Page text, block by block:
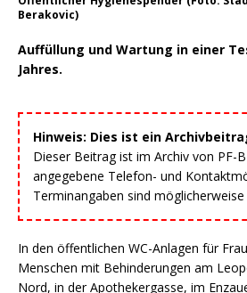
Berakovic)
Auffüllung und Wartung in einer
Jahres.
Hinweis: Dies ist ein
Dieser Beitrag ist im Archiv von PF-
angegebene Telefon- und
Terminangaben sind
In den öffentlichen WC-Anlagen für
Menschen mit Behinderungen am
Nord, in der Apothekergasse, im